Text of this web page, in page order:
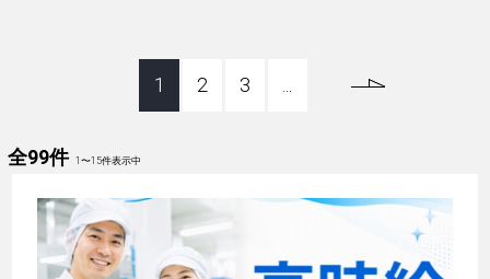
1 2 3
全99件 1〜15件表示中